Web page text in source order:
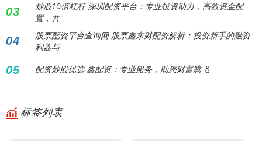
03
炒股10倍杠杆 深圳配资平台：专业投资助力，高效资金配
置，共
04
股票配资平台查询网 股票鑫东财配资解析：投资新手的融资
利器与
05 配资炒股优选 鑫配资：专业服务，助您财富腾飞
标签列表